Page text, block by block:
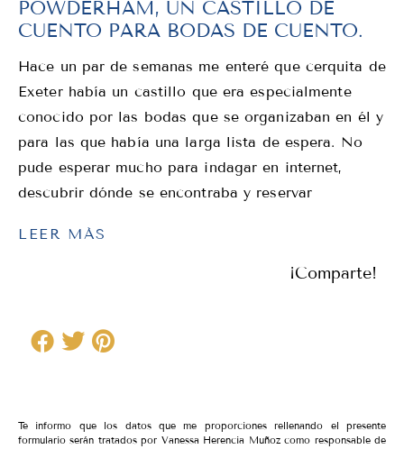
POWDERHAM, UN CASTILLO DE
CUENTO PARA BODAS DE CUENTO.
Hace un par de semanas me enteré que cerquita de
Exeter había un castillo que era especialmente
conocido por las bodas que se organizaban en él y
para las que había una larga lista de espera. No
pude esperar mucho para indagar en internet,
descubrir dónde se encontraba y reservar
LEER MÁS
¡Comparte!
Te informo que los datos que me proporciones rellenando el presente
formulario serán tratados por Vanessa Herencia Muñoz como responsable de